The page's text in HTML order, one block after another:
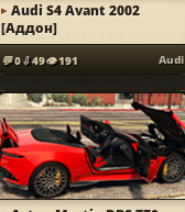
Audi S4 Avant 2002
[Аддон]
0 49 191 Audi